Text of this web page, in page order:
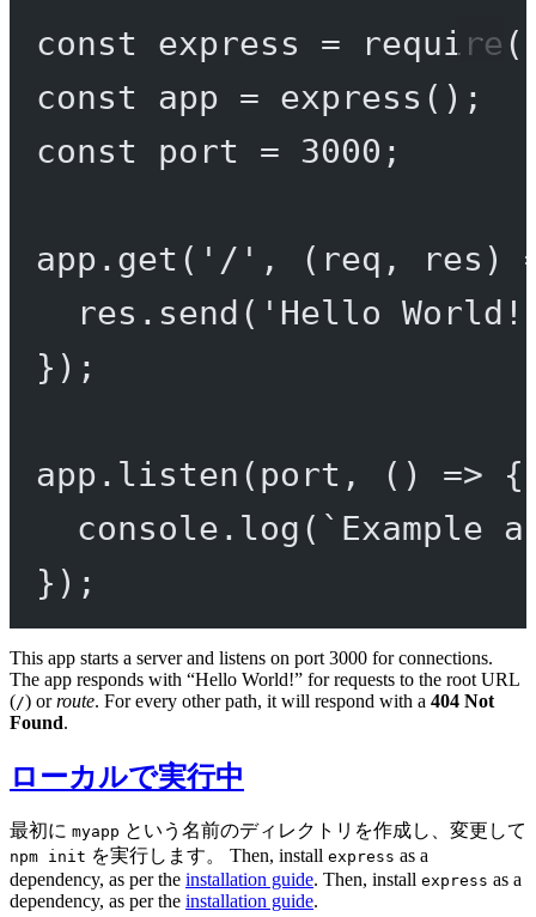
const express = require (
const
app = express ();
const
port = 3000 ;
app. get ( '/' , ( req , res )
res. send ( 'Hello
});
app. listen (port, () => {
console. log ( `Example
});
This app starts a server and listens on port 3000 for connections.
The app responds with “Hello World!” for requests to the root URL
(/) orroute. For every other path, it will respond with a 404 Not
Found.
ローカルで実行中
最初に myapp という名前のディレクトリを作成し、変更して
npm init を実行します。 Then, install express as a
dependency, as per the installation guide. Then, install express as a
dependency, as per the installation guide.